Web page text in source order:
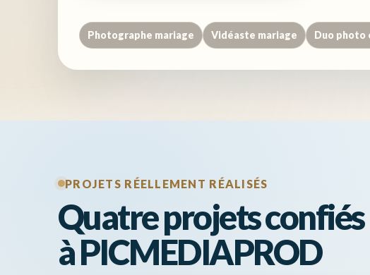
Photographe mariage Vidéaste mariage Duo photo
PROJETS RÉELLEMENT RÉALISÉS
Quatre projets confiés
à PICMEDIAPROD